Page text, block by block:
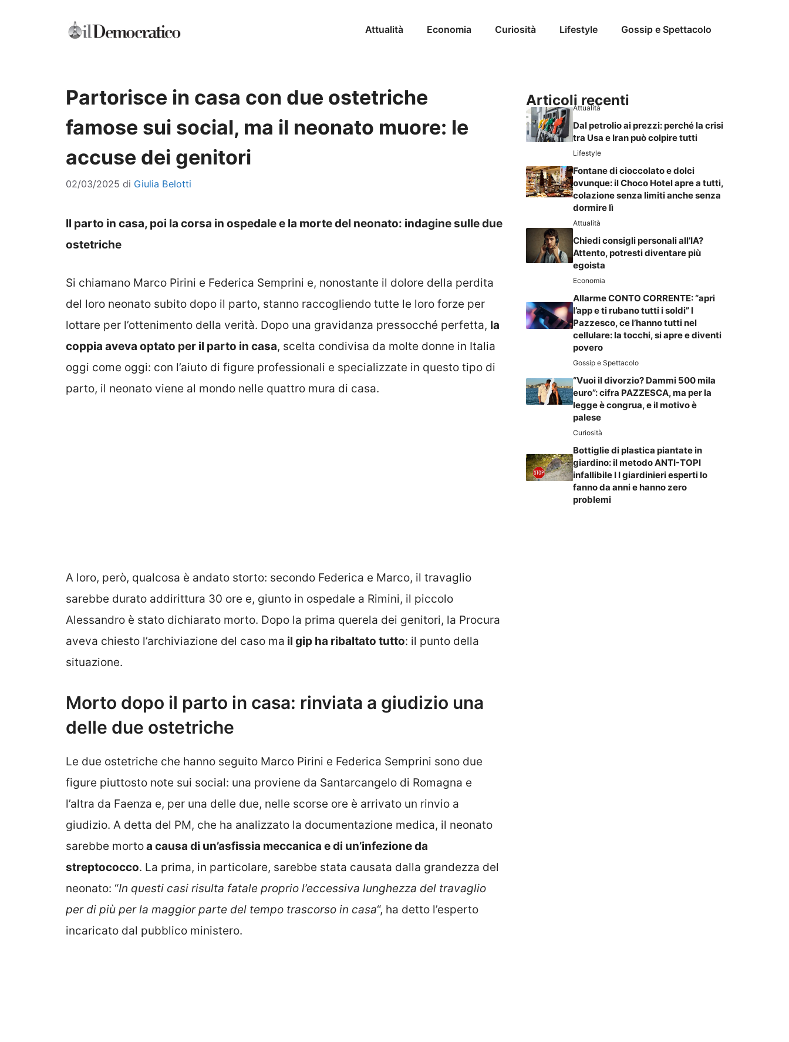
Attualità Economia Curiosità Lifestyle Gossip e Spettacolo
Partorisce in casa con due ostetriche
famose sui social, ma il neonato muore: le
accuse dei genitori
02/03/2025 di Giulia Belotti
Il parto in casa, poi la corsa in ospedale e la morte del neonato: indagine sulle due
ostetriche
Si chiamano Marco Pirini e Federica Semprini e, nonostante il dolore della perdita
del loro neonato subito dopo il parto, stanno raccogliendo tutte le loro forze per
lottare per l’ottenimento della verità. Dopo una gravidanza pressocché perfetta, la
coppia aveva optato per il parto in casa, scelta condivisa da molte donne in Italia
oggi come oggi: con l’aiuto di figure professionali e specializzate in questo tipo di
parto, il neonato viene al mondo nelle quattro mura di casa.
A loro, però, qualcosa è andato storto: secondo Federica e Marco, il travaglio
sarebbe durato addirittura 30 ore e, giunto in ospedale a Rimini, il piccolo
Alessandro è stato dichiarato morto. Dopo la prima querela dei genitori, la Procura
aveva chiesto l’archiviazione del caso ma il gip ha ribaltato tutto: il punto della
situazione.
Morto dopo il parto in casa: rinviata a giudizio una
delle due ostetriche
Le due ostetriche che hanno seguito Marco Pirini e Federica Semprini sono due
figure piuttosto note sui social: una proviene da Santarcangelo di Romagna e
l’altra da Faenza e, per una delle due, nelle scorse ore è arrivato un rinvio a
giudizio. A detta del PM, che ha analizzato la documentazione medica, il neonato
sarebbe mortoa causa di un’asfissia meccanica e di un’infezione da
streptococco. La prima, in particolare, sarebbe stata causata dalla grandezza del
neonato: “In questi casi risulta fatale proprio l’eccessiva lunghezza del travaglio
per di più per la maggior parte del tempo trascorso in casa“, ha detto l’esperto
incaricato dal pubblico ministero.
Articoli recenti
Attualità
Dal petrolio ai prezzi: perché la crisi
tra Usa e Iran può colpire tutti
Lifestyle
Fontane di cioccolato e dolci
ovunque: il Choco Hotel apre a tutti,
colazione senza limiti anche senza
dormire lì
Attualità
Chiedi consigli personali all’IA?
Attento, potresti diventare più
egoista
Economia
Allarme CONTO CORRENTE: “apri
l’app e ti rubano tutti i soldi” I
Pazzesco, ce l’hanno tutti nel
cellulare: la tocchi, si apre e diventi
povero
Gossip e Spettacolo
“Vuoi il divorzio? Dammi 500 mila
euro”: cifra PAZZESCA, ma per la
legge è congrua, e il motivo è
palese
Curiosità
Bottiglie di plastica piantate in
giardino: il metodo ANTI-TOPI
infallibile I I giardinieri esperti lo
fanno da anni e hanno zero
problemi